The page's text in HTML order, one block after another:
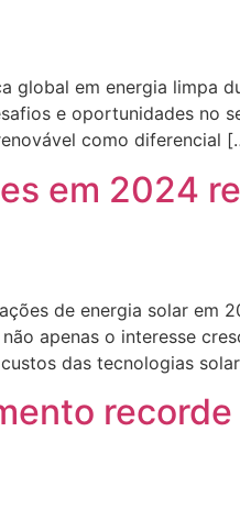
global em energia limpa
e oportunidades no
como diferencial
em 2024
de energia solar em
apenas o interesse
das tecnologias